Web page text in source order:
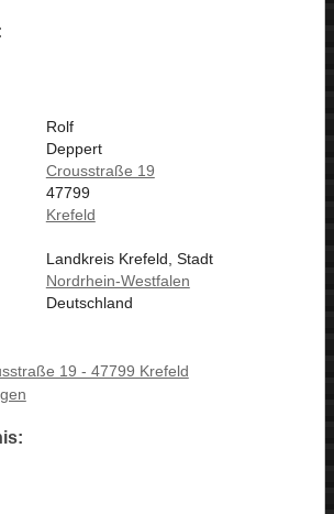
Rolf
Deppert
Crousstraße 19
47799
Krefeld
Landkreis Krefeld, Stadt
Nordrhein-Westfalen
Deutschland
19 - 47799 Krefeld